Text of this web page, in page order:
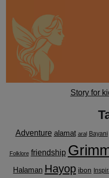
Story for
Adventure alamat aral Bayani
Folklore friendship
Halaman Hayop ibon